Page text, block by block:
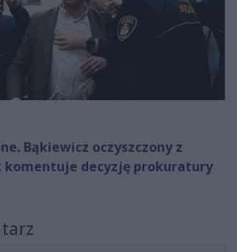
Bąkiewicz oczyszczony z
komentuje decyzję prokuratury